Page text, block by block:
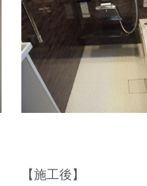
【施工後】